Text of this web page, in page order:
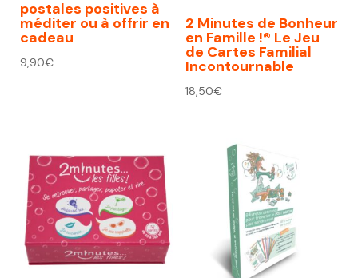
postales positives à
méditer ou à offrir en
cadeau
9,90€
2 Minutes de Bonheur
en Famille !® Le Jeu
de Cartes Familial
Incontournable
18,50€